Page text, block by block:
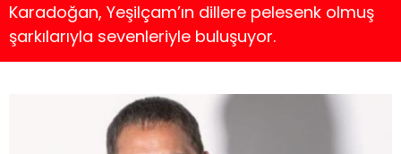
Karadoğan, Yeşilçam’ın dillere pelesenk olmuş
şarkılarıyla sevenleriyle buluşuyor.